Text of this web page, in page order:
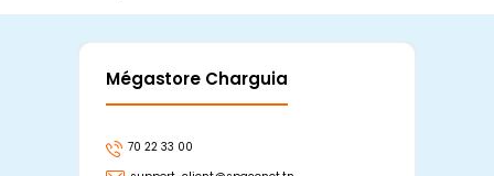
Mégastore Charguia
70 22 33 00